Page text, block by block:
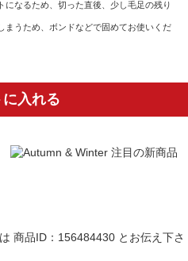
なるため、切った直後、少し毛足の残り
うため、ボンドなどで固めてお使いくだ
に入れる
商品ID：156484430 とお伝え下さ